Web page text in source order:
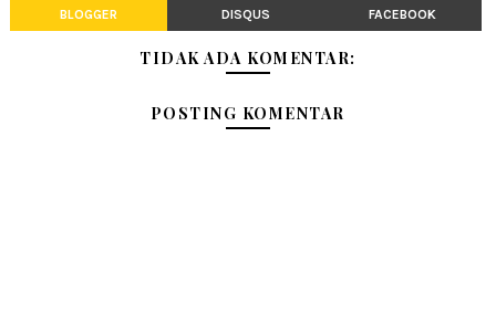
BLOGGER DISQUS FACEBOOK
TIDAK ADA KOMENTAR:
POSTING KOMENTAR